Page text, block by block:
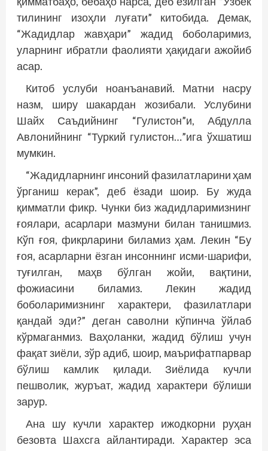
тилининг изоҳли луғати” китобида. Демак,
“Жадидлар жавҳари” жадид боболаримиз,
уларнинг ибратли фаолияти ҳақидаги ажойиб
асар.
Китоб услуби ноанъанавий. Матни насру
назм, ширу шакардан жозибали. Услубини
Шайх Саъдийнинг “Гулистон”и, Абдулла
Авлонийнинг “Туркий гулистон…”ига ўхшатиш
мумкин.
“Жадидларнинг инсоний фазилатларини ҳам
ўрганиш керак”, деб ёзади шоир. Бу жуда
қимматли фикр. Чунки биз жадидларимизнинг
ғоялари, асарлари мазмуни билан танишмиз.
Кўп ғоя, фикрларини биламиз ҳам. Лекин “Бу
ғоя, асарларни ёзган инсоннинг исми-шарифи,
туғилган, маҳв бўлган жойи, вақтини,
фожиасини биламиз. Лекин жадид
боболаримизнинг характери, фазилатлари
қандай эди?” деган саволни кўпинча ўйлаб
кўрмаганмиз. Ваҳоланки, жадид бўлиш учун
фақат зиёли, зўр адиб, шоир, маърифатпарвар
бўлиш камлик қилади. Зиёлида кучли
пешволик, журъат, жадид характери бўлиши
зарур.
Ана шу кучли характер ижодкорни руҳан
безовта Шахсга айлантиради. Характер эса